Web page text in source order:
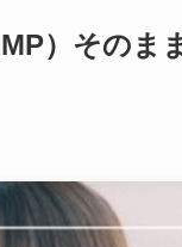
）そのま